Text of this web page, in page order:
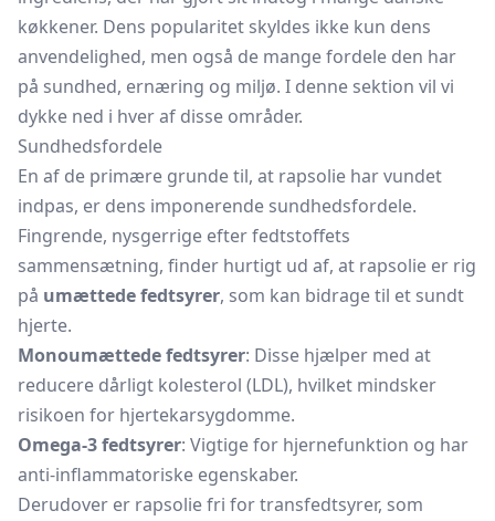
køkkener. Dens popularitet skyldes ikke kun dens
anvendelighed, men også de mange fordele den har
på sundhed, ernæring og miljø. I denne sektion vil vi
dykke ned i hver af disse områder.
Sundhedsfordele
En af de primære grunde til, at rapsolie har vundet
indpas, er dens imponerende sundhedsfordele.
Fingrende, nysgerrige efter fedtstoffets
sammensætning, finder hurtigt ud af, at rapsolie er rig
på umættede fedtsyrer, som kan bidrage til et sundt
hjerte.
Monoumættede fedtsyrer: Disse hjælper med at
reducere dårligt kolesterol (LDL), hvilket mindsker
risikoen for hjertekarsygdomme.
Omega-3 fedtsyrer: Vigtige for hjernefunktion og har
anti-inflammatoriske egenskaber.
Derudover er rapsolie fri for transfedtsyrer, som